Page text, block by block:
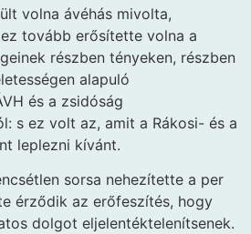
volna ávéhás mivolta,
tovább erősítette volna a
részben tényeken, részben
alapuló
és a zsidóság
s ez volt az, amit a Rákosi- és a
leplezni kívánt.
sorsa nehezítette a per
érződik az erőfeszítés, hogy
dolgot eljelentéktelenítsenek.